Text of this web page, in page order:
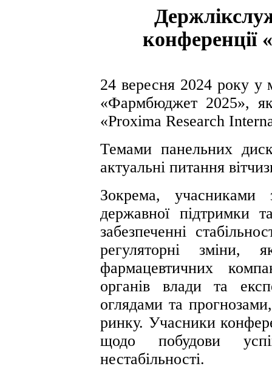
конференції
24 вересня 2024 року у
«Фармбюджет 2025»,
«Proxima Research
Темами панельних
актуальні питання
Зокрема, учасниками
державної підтримки
забезпеченні
регуляторні зміни,
фармацевтичних
органів влади та
оглядами та
ринку. Учасники
щодо побудови
нестабільності.